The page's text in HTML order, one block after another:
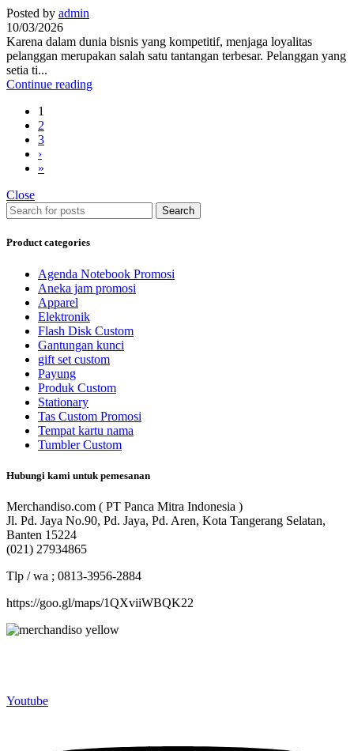
Posted by admin
10/03/2026
Karena dalam dunia bisnis yang kompetitif, menjaga loyalitas
pelanggan merupakan salah satu tantangan terbesar. Pelanggan yang
setia ti...
Continue reading
1
2
3
›
»
Close
Search
Product categories
Agenda Notebook Promosi
Aneka jam promosi
Apparel
Elektronik
Flash Disk Custom
Gantungan kunci
gift set custom
Payung
Produk Custom
Stationary
Tas Custom Promosi
Tempat kartu nama
Tumbler Custom
Hubungi kami untuk pemesanan
Merchandiso.com ( PT Panca Mitra Indonesia )
Jl. Pd. Jaya No.90, Pd. Jaya, Pd. Aren, Kota Tangerang Selatan,
Banten 15224
(021) 27934865
Tlp / wa ; 0813-3956-2884
https://goo.gl/maps/1QXviiWBQK22
Youtube